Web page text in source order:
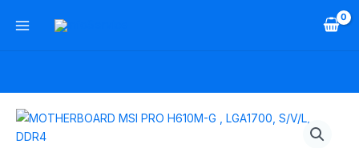
MOTHERBOARD
MSI